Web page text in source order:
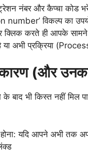
नंबर और कैप्चा कोड
विकल्प का
क्लिक करते ही आपके
अभी प्रक्रिया
(और
बाद भी किस्त नहीं मिल
यदि आपने अभी तक